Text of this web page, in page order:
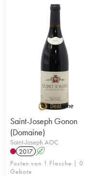
Saint-Joseph Gonon
(Domaine)
Saint-Joseph AOC
2017 A
Posten von 1 Flasche | 0
Gebote